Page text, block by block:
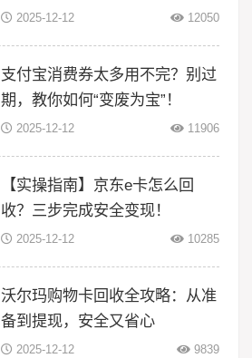
2025-12-12 12050
支付宝消费券太多用不完？别过
期，教你如何“变废为宝”！
2025-12-12 11906
【实操指南】京东e卡怎么回
收？三步完成安全变现！
2025-12-12 10285
沃尔玛购物卡回收全攻略：从准
备到提现，安全又省心
2025-12-12 9839